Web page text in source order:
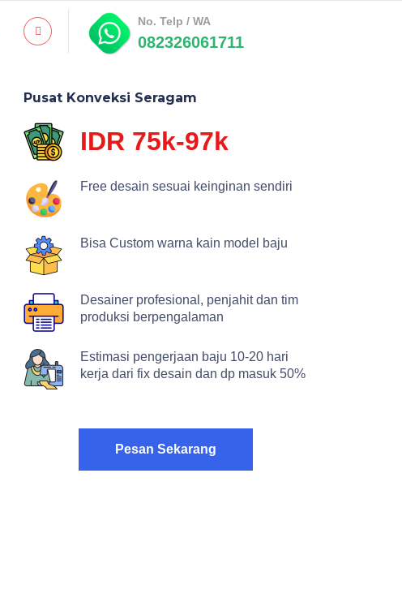
No. Telp / WA
082326061711
Pusat Konveksi Seragam
IDR 75k-97k
Free desain sesuai keinginan sendiri
Bisa Custom warna kain model baju
Desainer profesional, penjahit dan tim
produksi berpengalaman
Estimasi pengerjaan baju 10-20 hari
kerja dari fix desain dan dp masuk 50%
Pesan Sekarang